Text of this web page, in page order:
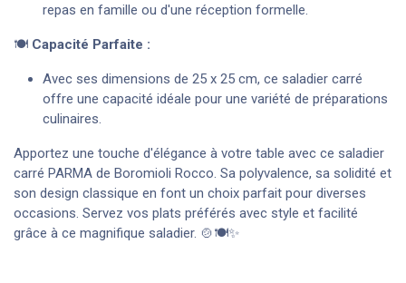
repas en famille ou d'une réception formelle.
🍽️ Capacité Parfaite :
Avec ses dimensions de 25 x 25 cm, ce saladier carré
offre une capacité idéale pour une variété de préparations
culinaires.
Apportez une touche d'élégance à votre table avec ce saladier
carré PARMA de Boromioli Rocco. Sa polyvalence, sa solidité et
son design classique en font un choix parfait pour diverses
occasions. Servez vos plats préférés avec style et facilité
grâce à ce magnifique saladier. 🍲🍽️✨